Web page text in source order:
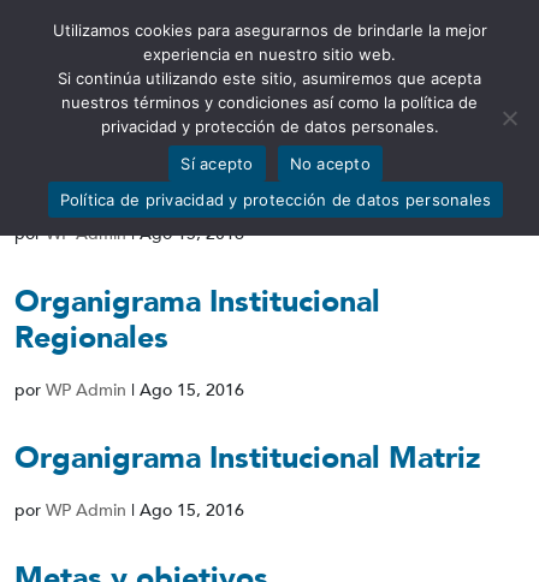
Abrir barra de herramientas
Base legal que rige la Institución
porWP Admin|Ago 15, 2016
Organigrama Institucional
Regionales
por WP Admin | Ago 15, 2016
Organigrama Institucional Matriz
por WP Admin | Ago 15, 2016
Utilizamos cookies para asegurarnos de brindarle la mejor
experiencia en nuestro sitio web.
Si continúa utilizando este sitio, asumiremos que acepta
nuestros términos y condiciones así como la política de
privacidad y protección de datos personales.
Sí acepto
No acepto
Política de privacidad y protección de datos personales